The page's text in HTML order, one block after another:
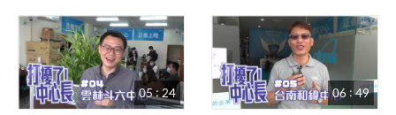
05 : 24 06 : 49